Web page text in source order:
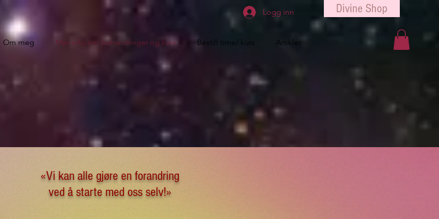
Divine Shop
Logg inn
Om meg Mer info om behandlinger og kurs Bestill time/ kurs Artikler
«Vi kan alle gjøre en forandring
ved å starte med oss selv!»